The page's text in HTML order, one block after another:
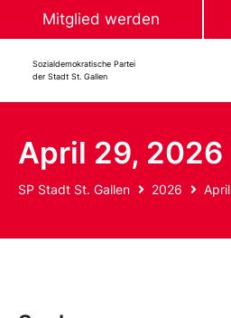
Mitglied werden
Sozialdemokratische Partei
der Stadt St. Gallen
April 29, 2026
SP Stadt St. Gallen 2026 April